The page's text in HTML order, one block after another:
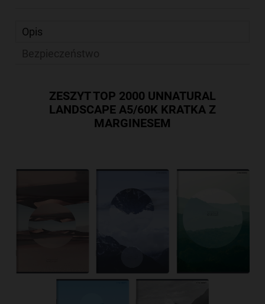
Opis
ZESZYT TOP 2000 UNNATURAL
LANDSCAPE A5/60K KRATKA Z
MARGINESEM